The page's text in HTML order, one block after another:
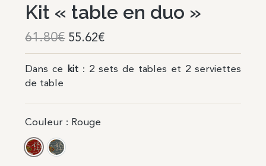
Kit « table en duo »
61.80€ 55.62€
Dans ce kit : 2 sets de tables et 2 serviettes
de table
Couleur : Rouge
RougeBleu